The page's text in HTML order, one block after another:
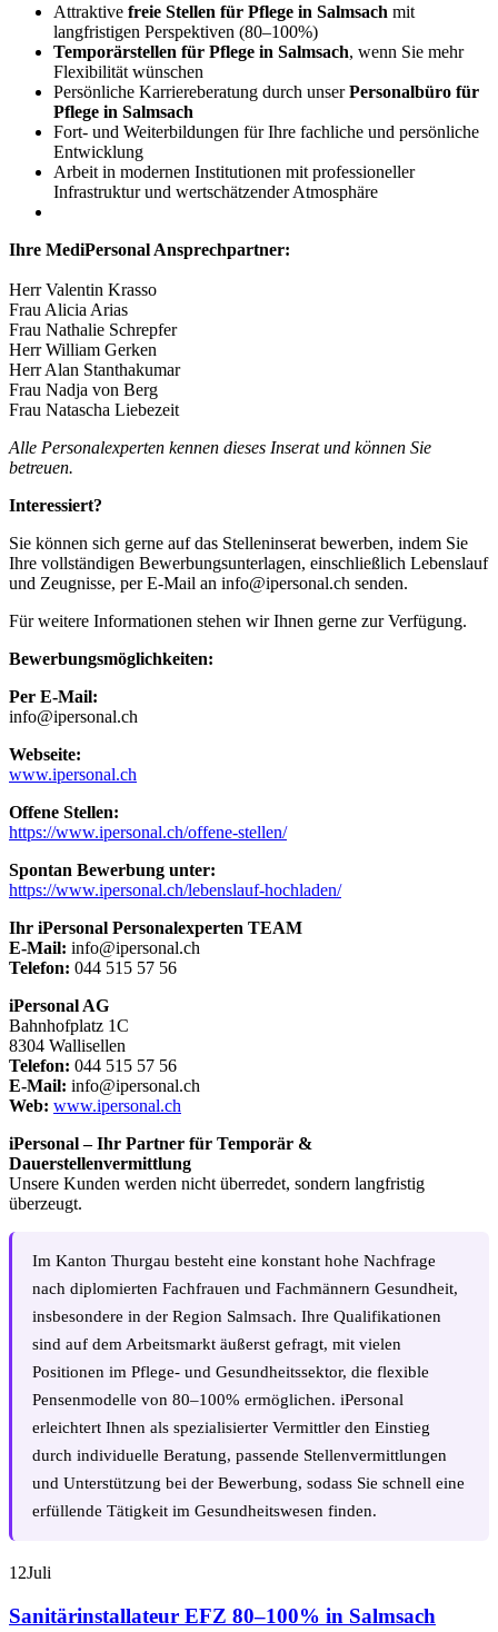
Attraktive freie Stellen für Pflege in Salmsach mit
langfristigen Perspektiven (80–100%)
Temporärstellen für Pflege in Salmsach, wenn Sie mehr
Flexibilität wünschen
Persönliche Karriereberatung durch unserPersonalbüro für
Pflege in Salmsach
Fort- und Weiterbildungen für Ihre fachliche und persönliche
Entwicklung
Arbeit in modernen Institutionen mit professioneller
Infrastruktur und wertschätzender Atmosphäre
Ihre MediPersonal Ansprechpartner:
Herr Valentin Krasso
Frau Alicia Arias
Frau Nathalie Schrepfer
Herr William Gerken
Herr Alan Stanthakumar
Frau Nadja von Berg
Frau Natascha Liebezeit
Alle Personalexperten kennen dieses Inserat und können Sie
betreuen.
Interessiert?
Sie können sich gerne auf das Stelleninserat bewerben, indem Sie
Ihre vollständigen Bewerbungsunterlagen, einschließlich Lebenslauf
und Zeugnisse, per E-Mail an info@ipersonal.ch senden.
Für weitere Informationen stehen wir Ihnen gerne zur Verfügung.
Bewerbungsmöglichkeiten:
Per E-Mail:
info@ipersonal.ch
Webseite:
www.ipersonal.ch
Offene Stellen:
https://www.ipersonal.ch/offene-stellen/
Spontan Bewerbung unter:
https://www.ipersonal.ch/lebenslauf-hochladen/
Ihr iPersonal Personalexperten TEAM
E-Mail: info@ipersonal.ch
Telefon: 044 515 57 56
iPersonal AG
Bahnhofplatz 1C
8304 Wallisellen
Telefon: 044 515 57 56
E-Mail: info@ipersonal.ch
Web: www.ipersonal.ch
iPersonal – Ihr Partner für Temporär &
Dauerstellenvermittlung
Unsere Kunden werden nicht überredet, sondern langfristig
überzeugt.
Im Kanton Thurgau besteht eine konstant hohe Nachfrage
nach diplomierten Fachfrauen und Fachmännern Gesundheit,
insbesondere in der Region Salmsach. Ihre Qualifikationen
sind auf dem Arbeitsmarkt äußerst gefragt, mit vielen
Positionen im Pflege- und Gesundheitssektor, die flexible
Pensenmodelle von 80–100% ermöglichen. iPersonal
erleichtert Ihnen als spezialisierter Vermittler den Einstieg
durch individuelle Beratung, passende Stellenvermittlungen
und Unterstützung bei der Bewerbung, sodass Sie schnell eine
erfüllende Tätigkeit im Gesundheitswesen finden.
12Juli
Sanitärinstallateur EFZ 80–100% in Salmsach